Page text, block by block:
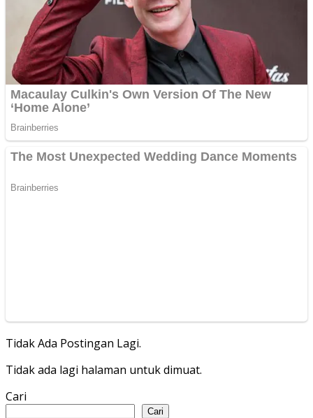
Tidak Ada Postingan Lagi.
Tidak ada lagi halaman untuk dimuat.
Cari
Cari